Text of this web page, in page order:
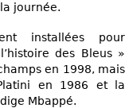
journée.
installées pour
des Bleus »
en 1998, mais
en 1986 et la
Mbappé.